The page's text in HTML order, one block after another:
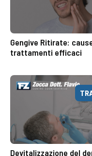
Gengive Ritirate:
trattamenti efficaci
Devitalizzazione del